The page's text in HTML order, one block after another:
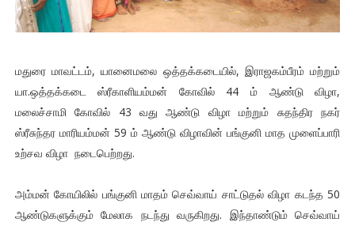
மதுரை மாவட்டம், யானைமலை ஒத்தக்கடையில், இராஜகம்பீரம் மற்றும்
யா.ஒத்தக்கடை ஸ்ரீகாளியம்மன் கோவில் 44 ம் ஆண்டு விழா,
மலைச்சாமி கோவில் 43 வது ஆண்டு விழா மற்றும் சுதந்திர நகர்
ஸ்ரீசுந்தர மாரியம்மன் 59 ம் ஆண்டு விழாவின் பங்குனி மாத முளைப்பாரி
உற்சவ விழா நடைபெற்றது.
அம்மன் கோயிலில் பங்குனி மாதம் செவ்வாய் சாட்டுதல் விழா கடந்த 50
ஆண்டுகளுக்கும் மேலாக நடந்து வருகிறது. இந்தாண்டும் செவ்வாய்